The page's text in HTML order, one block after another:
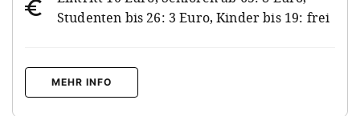
Studenten bis 26: 3 Euro, Kinder bis 19: frei
MEHR INFO